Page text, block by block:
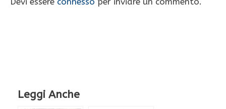
Leggi Anche